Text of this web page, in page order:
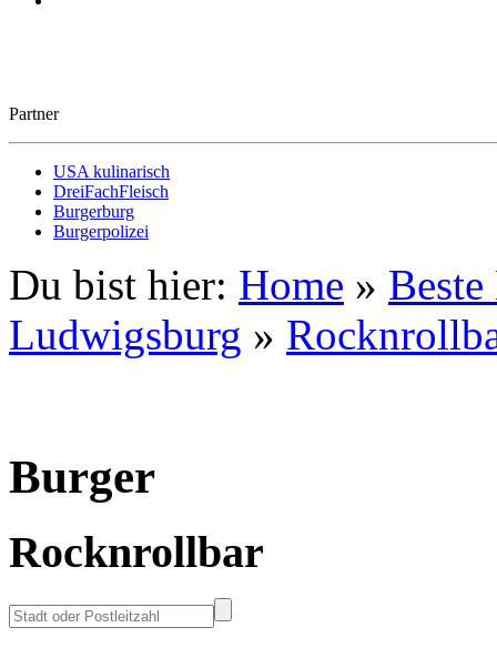
Partner
USA kulinarisch
DreiFachFleisch
Burgerburg
Burgerpolizei
Du bist hier: Home »
Ludwigsburg »
Burger
Rocknrollbar